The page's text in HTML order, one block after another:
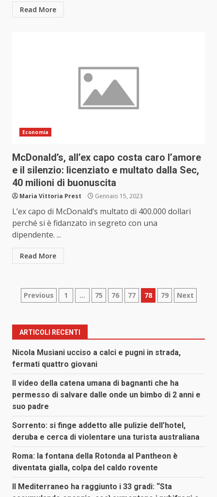
Read More
Economia
McDonald’s, all’ex capo costa caro l’amore
e il silenzio: licenziato e multato dalla Sec,
40 milioni di buonuscita
Maria Vittoria Prest Gennaio 15, 2023
L’ex capo di McDonald’s multato di 400.000 dollari
perché si è fidanzato in segreto con una
dipendente. ...
Read More
Paginazione
articoli
Previous 1 … 75 76 77 78 79 Next
ARTICOLI RECENTI
Nicola Musiani ucciso a calci e pugni in strada,
fermati quattro giovani
Il video della catena umana di bagnanti che ha
permesso di salvare dalle onde un bimbo di 2 anni e
suo padre
Sorrento: si finge addetto alle pulizie dell’hotel,
deruba e cerca di violentare una turista australiana
Roma: la fontana della Rotonda al Pantheon è
diventata gialla, colpa del caldo rovente
Il Mediterraneo ha raggiunto i 33 gradi: “Sta